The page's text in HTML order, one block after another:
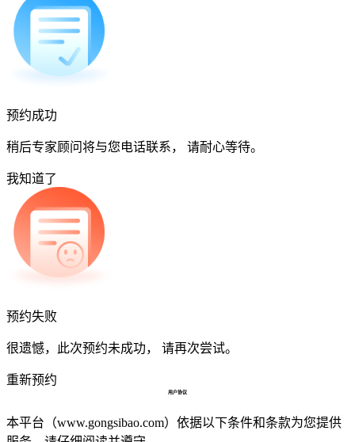
预约成功
稍后专家顾问将与您电话联系， 请耐心等待。
我知道了
预约失败
很遗憾，此次预约未成功， 请再次尝试。
重新预约
用户协议
本平台（www.gongsibao.com）依据以下条件和条款为您提供